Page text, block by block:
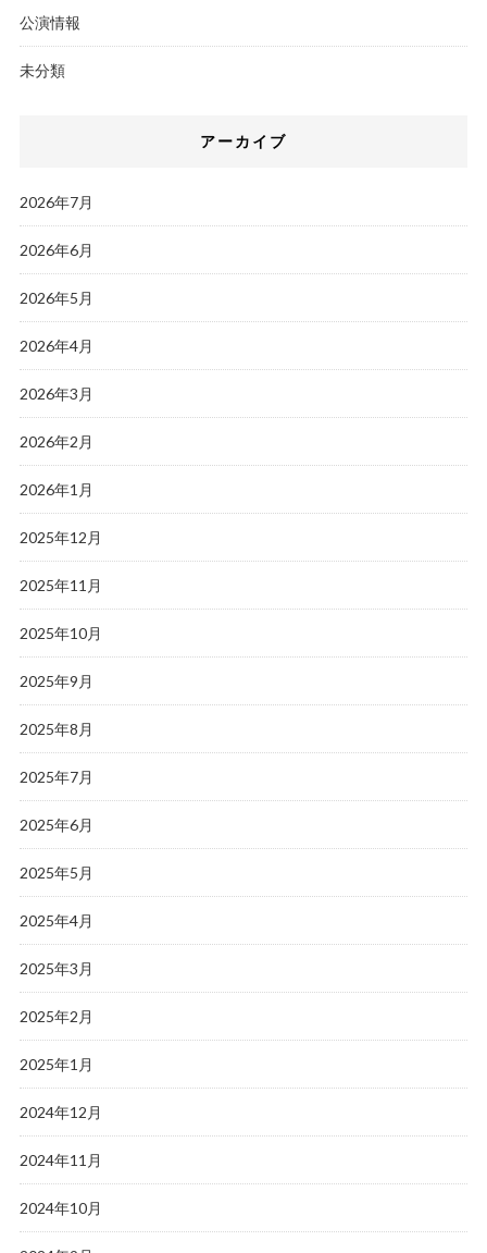
公演情報
未分類
アーカイブ
2026年7月
2026年6月
2026年5月
2026年4月
2026年3月
2026年2月
2026年1月
2025年12月
2025年11月
2025年10月
2025年9月
2025年8月
2025年7月
2025年6月
2025年5月
2025年4月
2025年3月
2025年2月
2025年1月
2024年12月
2024年11月
2024年10月